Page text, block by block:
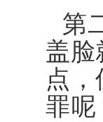
第
盖脸
点
罪